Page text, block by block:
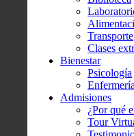
Transporte
Clases
Bienestar
Psicología
Enfermería
Admisiones
¿Por qué
Tour